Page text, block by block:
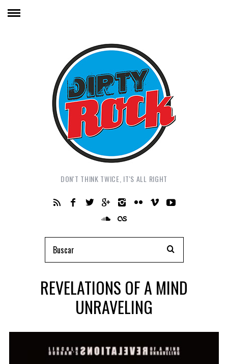
DON'T THINK TWICE, IT'S ALL RIGHT
REVELATIONS OF A MIND
UNRAVELING